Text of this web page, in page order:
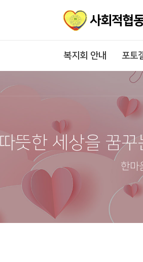
복지회 안내 포토
따뜻한 세상을 꿈
한마